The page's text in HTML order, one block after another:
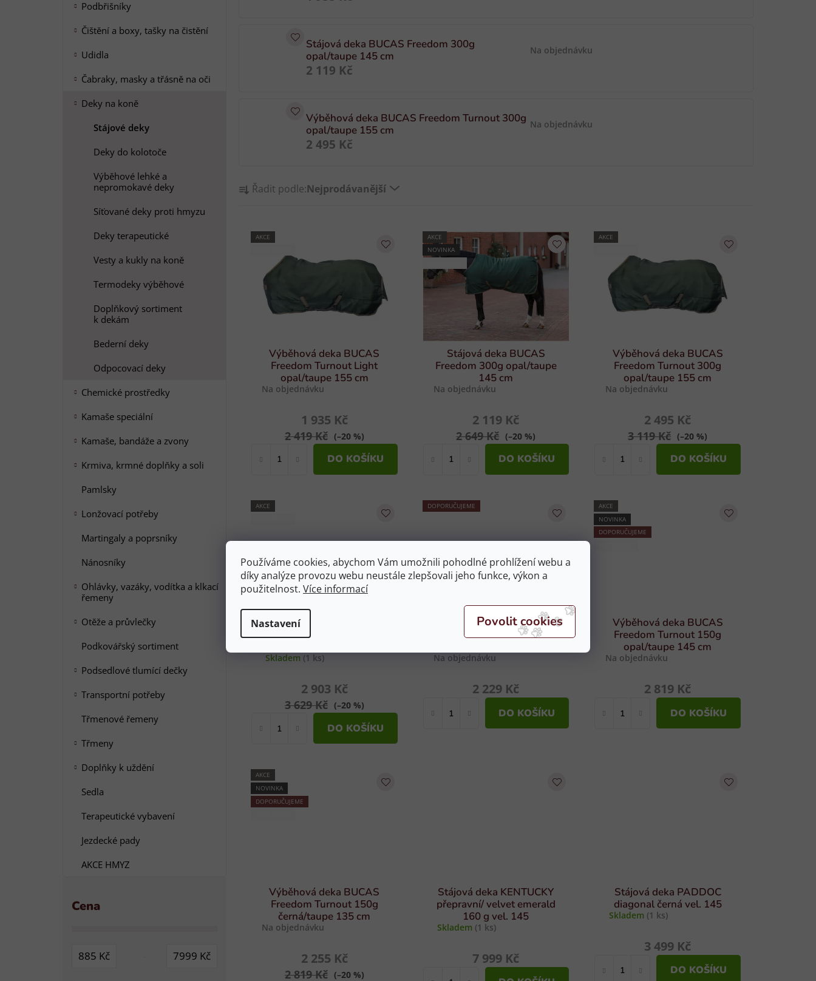
Používáme cookies, abychom Vám umožnili pohodlné prohlížení webu a
díky analýze provozu webu neustále zlepšovali jeho funkce, výkon a
použitelnost. Více informací
Nastavení
Podbřišníky
Čištění a boxy, tašky na čistění
Udidla
Čabraky, masky a třásně na oči
Deky na koně
Stájové deky
Deky do kolotoče
Výběhové lehké a
nepromokavé deky
Síťované deky proti hmyzu
Deky terapeutické
Vesty a kukly na koně
Termodeky výběhové
Doplňkový sortiment
k dekám
Bederní deky
Odpocovací deky
Chemické prostředky
Kamaše speciální
Kamaše, bandáže a zvony
Krmiva, krmné doplňky a soli
Pamlsky
Lonžovací potřeby
Martingaly a poprsníky
Nánosníky
Ohlávky, vazáky, vodítka a klkací
řemeny
Otěže a průvlečky
Podkovářský sortiment
Podsedlové tlumící dečky
Transportní potřeby
Třmenové řemeny
Třmeny
Doplňky k uždění
Sedla
Terapeutické vybavení
Jezdecké pady
AKCE HMYZ
Cena
885 Kč 7999 Kč
Stájová deka BUCAS Freedom 300g
opal/taupe 145 cm
Na objednávku
2 119 Kč
Výběhová deka BUCAS Freedom Turnout 300g
opal/taupe 155 cm
Na objednávku
2 495 Kč
a Řadit podle:Nejprodávanější
AKCE
Výběhová deka BUCAS
Freedom Turnout Light
opal/taupe 155 cm
Na objednávku
1 935 Kč
2 419 Kč (–20 %)
DO KOŠÍKU
AKCE
NOVINKA
Stájová deka BUCAS
Freedom 300g opal/taupe
145 cm
Na objednávku
2 119 Kč
2 649 Kč (–20 %)
DO KOŠÍKU
AKCE
Výběhová deka BUCAS
Freedom Turnout 300g
opal/taupe 155 cm
Na objednávku
2 495 Kč
3 119 Kč (–20 %)
DO KOŠÍKU
AKCE
Výběhová deka BUCAS
Freedom Turnout s krkem
cm
Skladem (1 ks)
2 903 Kč
3 629 Kč (–20 %)
DO KOŠÍKU
DOPORUČUJEME
Stájová deka
WALDHAUSEN ECO 300g
Na objednávku
2 229 Kč
DO KOŠÍKU
AKCE
NOVINKA
DOPORUČUJEME
Výběhová deka BUCAS
Freedom Turnout 150g
opal/taupe 145 cm
Na objednávku
2 819 Kč
DO KOŠÍKU
AKCE
NOVINKA
DOPORUČUJEME
Výběhová deka BUCAS
Freedom Turnout 150g
černá/taupe 135 cm
Na objednávku
2 255 Kč
2 819 Kč (–20 %)
Stájová deka KENTUCKY
přepravní/ velvet emerald
160 g vel. 145
Skladem (1 ks)
7 999 Kč
Stájová deka PADDOC
diagonal černá vel. 145
Skladem (1 ks)
3 499 Kč
DO KOŠÍKU